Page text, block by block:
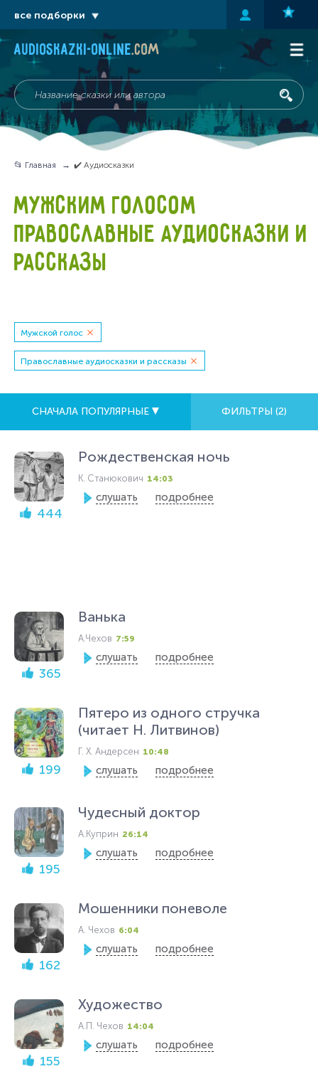
audioskazki-online.com
📂 Главная ✔️ Аудиосказки
МУЖСКИМ ГОЛОСОМ
ПРАВОСЛАВНЫЕ АУДИОСКАЗКИ И
РАССКАЗЫ
Мужской голос
Православные аудиосказки и рассказы
СНАЧАЛА ПОПУЛЯРНЫЕ ФИЛЬТРЫ (2)
444
Рождественская ночь
К. Станюкович 14:03
слушать подробнее
365
Ванька
А.Чехов 7:59
слушать подробнее
199
Пятеро из одного стручка
(читает Н. Литвинов)
Г. Х. Андерсен 10:48
слушать подробнее
195
Чудесный доктор
А.Куприн 26:14
слушать подробнее
162
Мошенники поневоле
А. Чехов 6:04
слушать подробнее
155
Художество
А.П. Чехов 14:04
слушать подробнее
все подборки